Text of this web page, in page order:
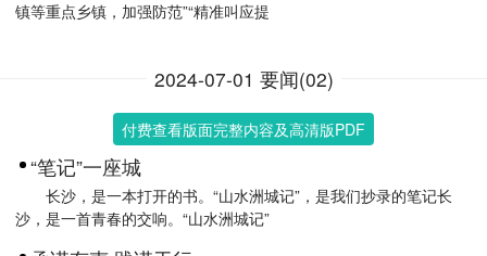
镇等重点乡镇，加强防范”“精准叫应提
2024-07-01 要闻(02)
付费查看版面完整内容及高清版PDF
“笔记”一座城
长沙，是一本打开的书。“山水洲城记”，是我们抄录的笔记长
沙，是一首青春的交响。“山水洲城记”